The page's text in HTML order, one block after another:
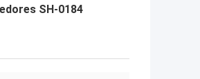
SH-0184